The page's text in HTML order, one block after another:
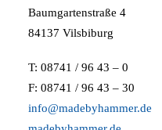
Baumgartenstraße 4
84137 Vilsbiburg
T: 08741 / 96 43 – 0
F: 08741 / 96 43 – 30
info@madebyhammer.de